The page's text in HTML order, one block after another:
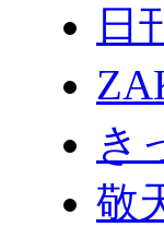
日
き
敬